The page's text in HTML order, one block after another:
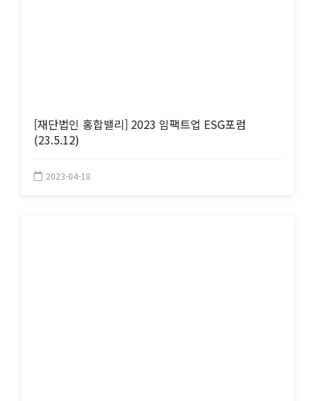
[재단법인 홍합밸리] 2023 임팩트업 ESG포럼
(23.5.12)
2023-04-18